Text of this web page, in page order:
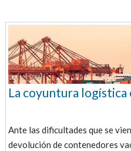
La coyuntura
Ante las dificultades que se
devolución de contenedores